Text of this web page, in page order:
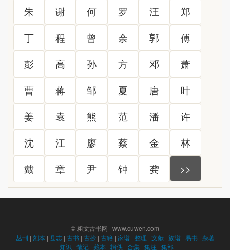
朱
谢 何 罗 汪
郑
丁
程 曾 余 郭
傅
彭
高 孙 方 邓
萧
曹
蒋 邹 夏 唐
叶
姜
袁 熊 范 潘
许
沈
江 廖 蔡 金
林
戴
章 尹 钟 龚 >>
© 粗文古书网 | www.cuwen.com
丛刊 | 刻本| 县志| 古书 | 古抄| 古籍| 家谱| 整理 | 文献| 族谱| 易书 | 杂著
| 知识 | 笔记 | 藏本 | 辑佚 | 合集 | 集注 | 集部